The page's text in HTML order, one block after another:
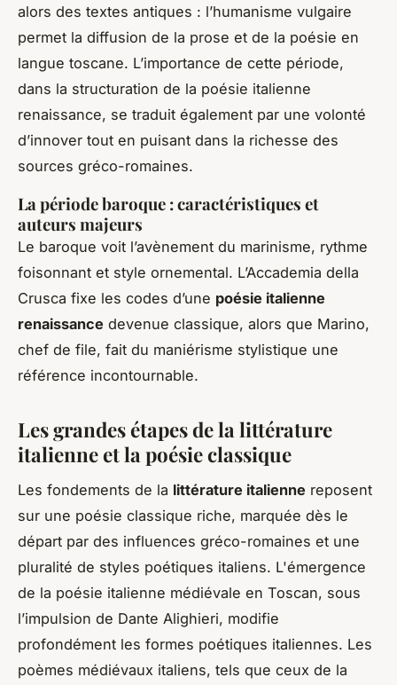
alors des textes antiques : l’humanisme vulgaire
permet la diffusion de la prose et de la poésie en
langue toscane. L’importance de cette période,
dans la structuration de la poésie italienne
renaissance, se traduit également par une volonté
d’innover tout en puisant dans la richesse des
sources gréco-romaines.
La période baroque : caractéristiques et
auteurs majeurs
Le baroque voit l’avènement du marinisme, rythme
foisonnant et style ornemental. L’Accademia della
Crusca fixe les codes d’une poésie italienne
renaissance devenue classique, alors que Marino,
chef de file, fait du maniérisme stylistique une
référence incontournable.
Les grandes étapes de la littérature
italienne et la poésie classique
Les fondements de la littérature italienne reposent
sur une poésie classique riche, marquée dès le
départ par des influences gréco-romaines et une
pluralité de styles poétiques italiens. L'émergence
de la poésie italienne médiévale en Toscan, sous
l’impulsion de Dante Alighieri, modifie
profondément les formes poétiques italiennes. Les
poèmes médiévaux italiens, tels que ceux de la